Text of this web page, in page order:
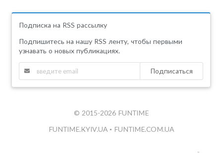
Подписка на RSS рассылку
Подпишитесь на нашу RSS ленту, чтобы первыми
узнавать о новых публикациях.
Подписаться
© 2015-2026 FUNTIME
FUNTIME.KYIV.UA • FUNTIME.COM.UA